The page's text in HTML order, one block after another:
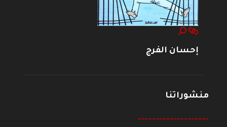
إحسان الفرج
منشوراتنا
--------------------